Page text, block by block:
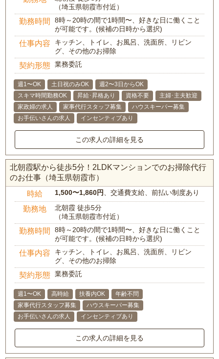
（埼玉県朝霞市付近）
勤務時間
8時～20時の間で1時間〜、好きな日に働くこと
が可能です。(候補の日時から選択)
仕事内容
キッチン、トイレ、お風呂、洗面所、リビン
グ、その他のお掃除
契約形態 業務委託
週1〜OK 土日祝のみOK
週2〜3日からOK
スキマ時間勤務OK
昇給･昇格あり 資格不要
主婦･主夫歓迎
家政婦の求人
家事代行スタッフ募集
ハウスキーパー募集
お手伝いさんの求人
インセンティブあり
この求人の詳細を見る
北朝霞駅から徒歩5分！2LDKマンションでのお掃除代行
のお仕事（埼玉県朝霞市）
時給 1,500〜1,860円 、交通費支給、前払い制度あり
勤務地
北朝霞 徒歩5分
（埼玉県朝霞市付近）
勤務時間
8時～20時の間で1時間〜、好きな日に働くこと
が可能です。(候補の日時から選択)
仕事内容
キッチン、トイレ、お風呂、洗面所、リビン
グ、その他のお掃除
契約形態 業務委託
週1〜OK 高時給 扶養内OK
年齢不問
家事代行スタッフ募集
ハウスキーパー募集
お手伝いさんの求人
インセンティブあり
この求人の詳細を見る